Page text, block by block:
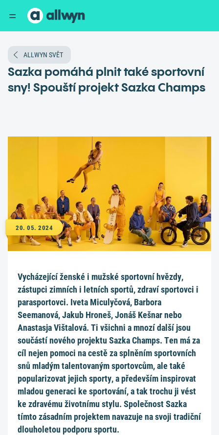
ALLWYN SVĚT
Sazka pomáhá plnit také sportovní
sny! Spouští projekt Sazka Champs
20. 05. 2024
Vycházející ženské i mužské sportovní hvězdy,
zástupci zimních i letních sportů, zdraví sportovci i
parasportovci. Iveta Miculyčová, Barbora
Seemanová, Jakub Hroneš, Jonáš Kešnar nebo
Anastasja Vištalová. Ti všichni a mnozí další jsou
součástí nového projektu Sazka Champs. Ten má za
cíl nejen pomoci na cestě za splněním sportovních
snů mladým talentovaným sportovcům, ale také
popularizovat jejich sporty, a především inspirovat
mladou generaci ke sportování, a tak trochu ji vést
ke zdravému životnímu stylu. Společnost Sazka
tímto zásadním projektem navazuje na svoji tradiční
dlouholetou podporu sportu.